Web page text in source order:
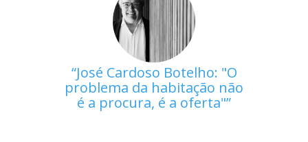
José Cardoso Botelho: "O
problema da habitação não
é a procura, é a oferta"